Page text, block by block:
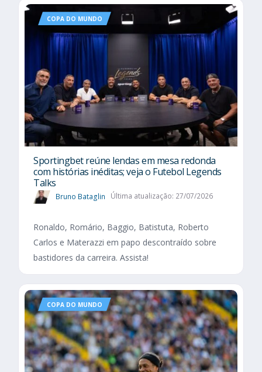
COPA DO MUNDO
Sportingbet reúne lendas em mesa redonda
com histórias inéditas; veja o Futebol Legends
Talks
Bruno Bataglin Última atualização: 27/07/2026
Ronaldo, Romário, Baggio, Batistuta, Roberto
Carlos e Materazzi em papo descontraído sobre
bastidores da carreira. Assista!
COPA DO MUNDO